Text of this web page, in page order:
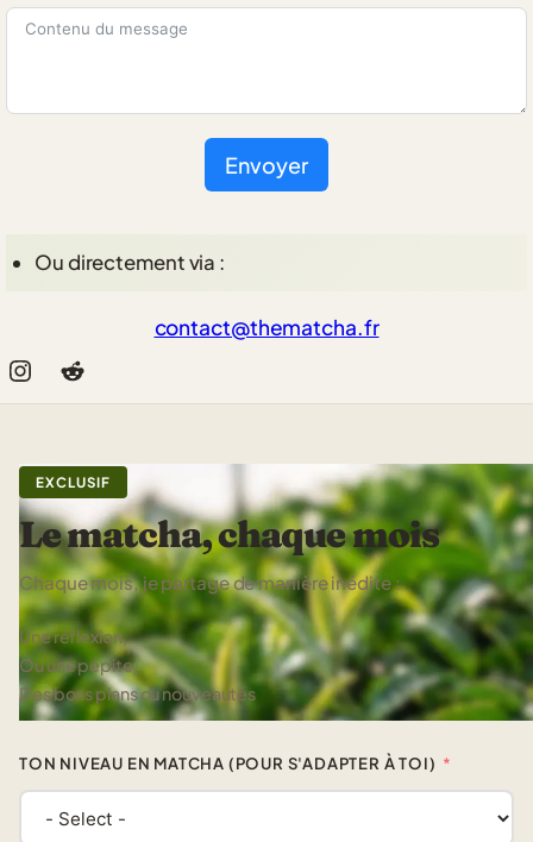
Envoyer
Ou directement via :
contact@thematcha.fr
Instagram
Reddit
EXCLUSIF
Le matcha, chaque mois
Chaque mois, je partage de manière inédite :
Une réflexion,
Ou une pépite,
Des bons plans ou nouveautés
TON NIVEAU EN MATCHA (POUR S'ADAPTER À TOI)